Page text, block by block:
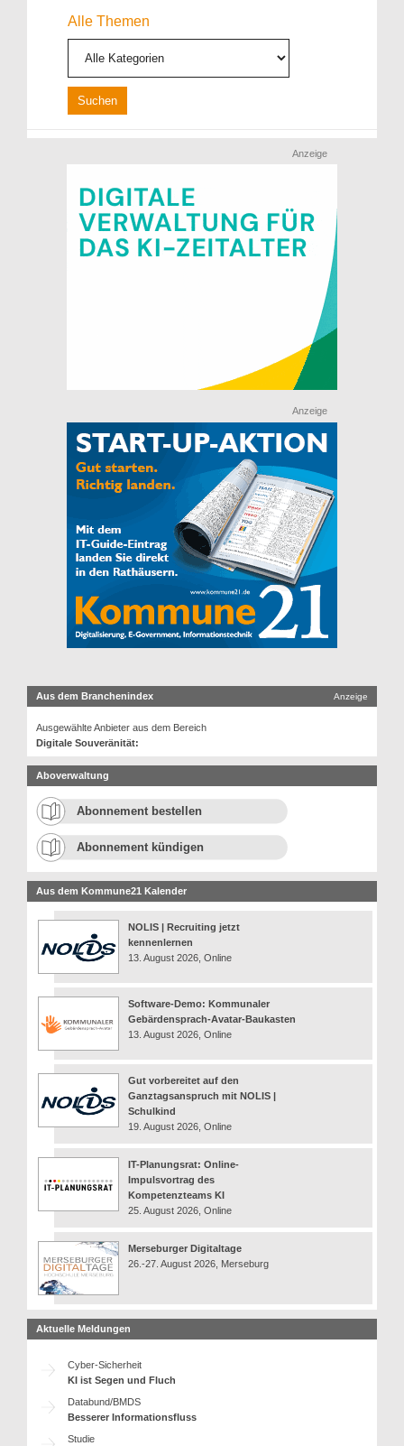
Alle Themen
Anzeige
Anzeige
Aus dem Branchenindex Anzeige
Ausgewählte Anbieter aus dem Bereich
Digitale Souveränität:
Aboverwaltung
Abonnement bestellen
Abonnement kündigen
Aus dem Kommune21 Kalender
NOLIS | Recruiting jetzt
kennenlernen
13. August 2026, Online
Software-Demo: Kommunaler
Gebärdensprach-Avatar-Baukasten
13. August 2026, Online
Gut vorbereitet auf den
Ganztagsanspruch mit NOLIS |
Schulkind
19. August 2026, Online
IT-Planungsrat: Online-
Impulsvortrag des
Kompetenzteams KI
25. August 2026, Online
Merseburger Digitaltage
26.-27. August 2026, Merseburg
Aktuelle Meldungen
Cyber-Sicherheit
KI ist Segen und Fluch
Databund/BMDS
Besserer Informationsfluss
Studie